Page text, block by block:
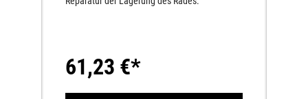
61,23 €*